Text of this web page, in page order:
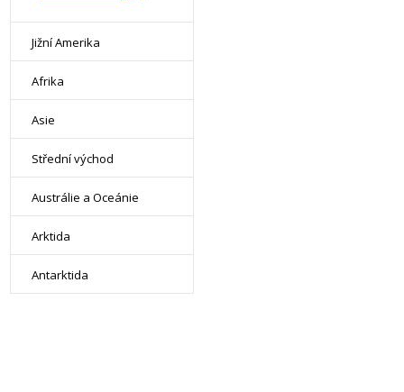
Jižní Amerika
Afrika
Asie
Střední východ
Austrálie a Oceánie
Arktida
Antarktida